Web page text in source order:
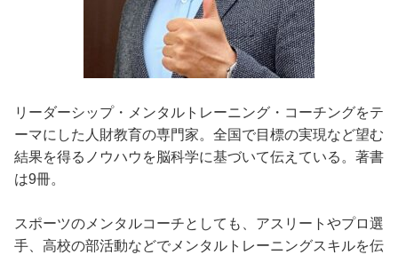
リーダーシップ・メンタルトレーニング・コーチングをテ
ーマにした人財教育の専門家。全国で目標の実現など望む
結果を得るノウハウを脳科学に基づいて伝えている。著書
は9冊。
スポーツのメンタルコーチとしても、アスリートやプロ選
手、高校の部活動などでメンタルトレーニングスキルを伝